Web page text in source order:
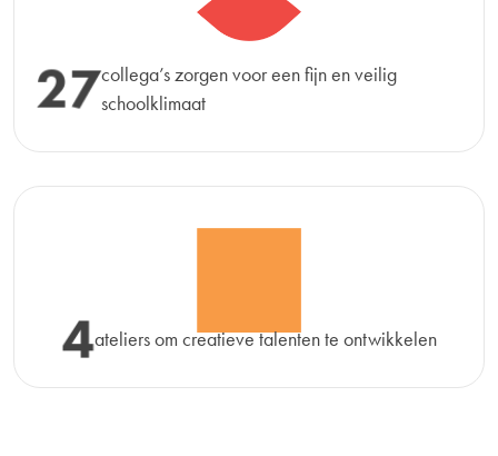
27collega’s zorgen voor een fijn en veilig
schoolklimaat
4ateliers om creatieve talenten te ontwikkelen